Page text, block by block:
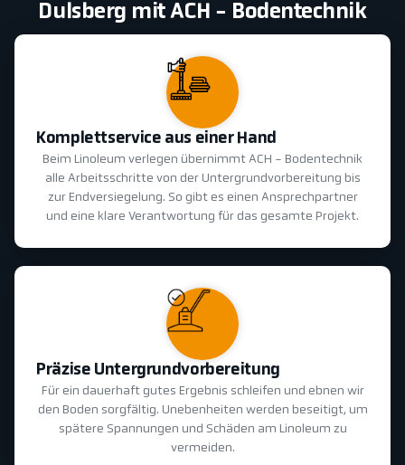
Dulsberg mit ACH - Bodentechnik
Komplettservice aus einer Hand
Beim Linoleum verlegen übernimmt ACH - Bodentechnik
alle Arbeitsschritte von der Untergrundvorbereitung bis
zur Endversiegelung. So gibt es einen Ansprechpartner
und eine klare Verantwortung für das gesamte Projekt.
Präzise Untergrundvorbereitung
Für ein dauerhaft gutes Ergebnis schleifen und ebnen wir
den Boden sorgfältig. Unebenheiten werden beseitigt, um
spätere Spannungen und Schäden am Linoleum zu
vermeiden.